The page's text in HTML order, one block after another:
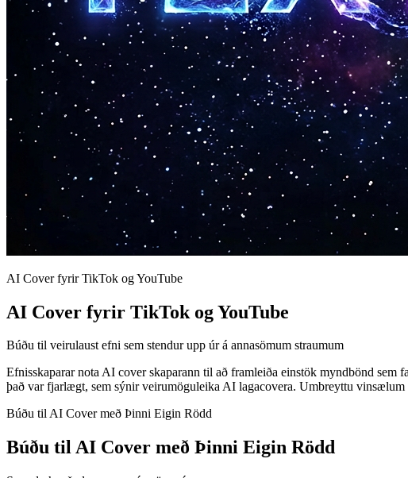
AI Cover fyrir TikTok og YouTube
AI Cover fyrir TikTok og YouTube
Búðu til veirulaust efni sem stendur upp úr á annasömum straumum
Efnisskaparar nota AI cover skaparann til að framleiða einstök myndbönd
það var fjarlægt, sem sýnir veirumöguleika AI lagacovera. Umbreyttu
Búðu til AI Cover með Þinni Eigin Rödd
Búðu til AI Cover með Þinni Eigin Rödd